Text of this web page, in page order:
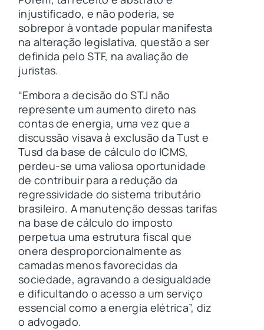
injustificado, e não poderia, se
sobrepor à vontade popular manifesta
na alteração legislativa, questão a ser
definida pelo STF, na avaliação de
juristas.
“Embora a decisão do STJ não
represente um aumento direto nas
contas de energia, uma vez que a
discussão visava à exclusão da Tust e
Tusd da base de cálculo do ICMS,
perdeu-se uma valiosa oportunidade
de contribuir para a redução da
regressividade do sistema tributário
brasileiro. A manutenção dessas tarifas
na base de cálculo do imposto
perpetua uma estrutura fiscal que
onera desproporcionalmente as
camadas menos favorecidas da
sociedade, agravando a desigualdade
e dificultando o acesso a um serviço
essencial como a energia elétrica”, diz
o advogado.